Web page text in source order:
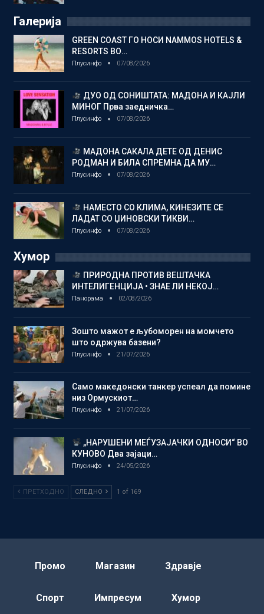
Галерија
GREEN COAST ГО НОСИ NAMMOS HOTELS &
RESORTS ВО…
Плусинфо 07/08/2026
ДУО ОД СОНИШТАТА: МАДОНА И КАЈЛИ
МИНОГ Прва заедничка…
Плусинфо 07/08/2026
МАДОНА САКАЛА ДЕТЕ ОД ДЕНИС
РОДМАН И БИЛА СПРЕМНА ДА МУ…
Плусинфо 07/08/2026
НАМЕСТО СО КЛИМА, КИНЕЗИТЕ СЕ
ЛАДАТ СО ЏИНОВСКИ ТИКВИ…
Плусинфо 07/08/2026
Хумор
ПРИРОДНА ПРОТИВ ВЕШТАЧКА
ИНТЕЛИГЕНЦИЈА • ЗНАЕ ЛИ НЕКОЈ…
Панорама 02/08/2026
Зошто мажот е љубоморен на момчето
што одржува базени?
Плусинфо 21/07/2026
Само македонски танкер успеал да помине
низ Ормускиот…
Плусинфо 21/07/2026
„НАРУШЕНИ МЕЃУЗАЈАЧКИ ОДНОСИ“ ВО
КУНОВО Два зајаци…
Плусинфо 24/05/2026
ПРЕТХОДНО СЛЕДНО 1 of 169
Промо Магазин Здравје
Спорт Импресум Хумор